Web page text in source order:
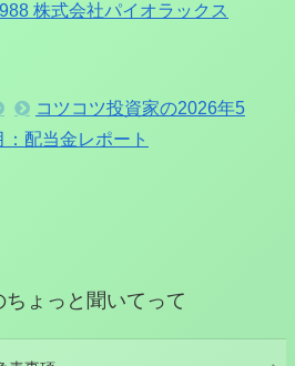
株式会社パイオラックス
コツコツ投資家の2026年5
：配当金レポート
ちょっと聞いてって